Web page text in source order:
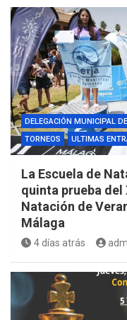
DELEGACIÓN MUNICIPAL
TORNEOS
ULTIMAS
La Escuela de
quinta prueba
Natación de
Málaga
4 días atrás